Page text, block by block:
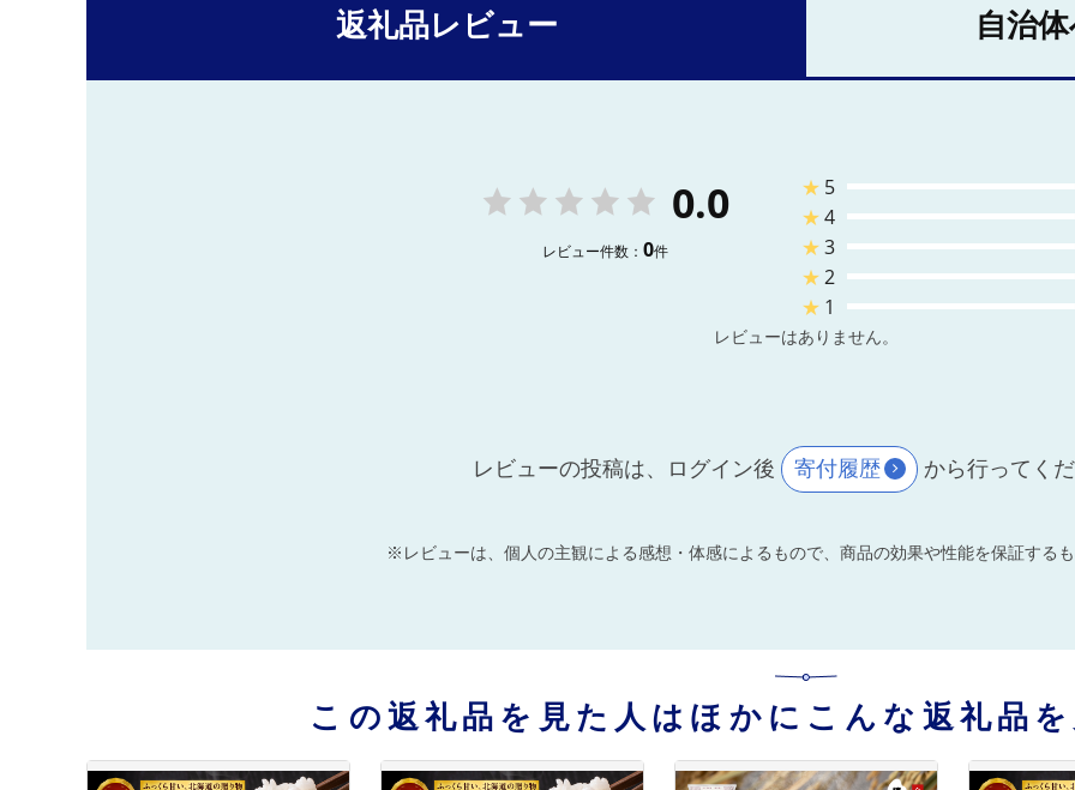
返礼品レビュー 自治
0.0
レビュー件数： 0件
★ 5
★4
★3
★2
★ 1
レビューはありません。
レビューの投稿は、ログイン後 寄付履歴 から行ってくだ
※レビューは、個人の主観による感想・体感によるもので、商品の効果や性能を保証するも
この返礼品を見た人はほかにこんな返礼品を